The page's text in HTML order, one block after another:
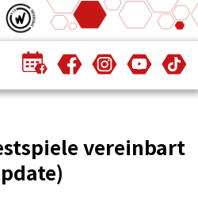
vereinbart